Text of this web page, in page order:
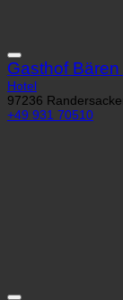
Gasthof
Hotel
97236
+49 931 70510